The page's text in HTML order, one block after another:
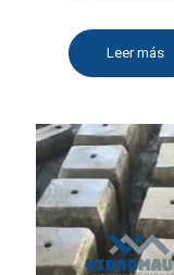
Leer más